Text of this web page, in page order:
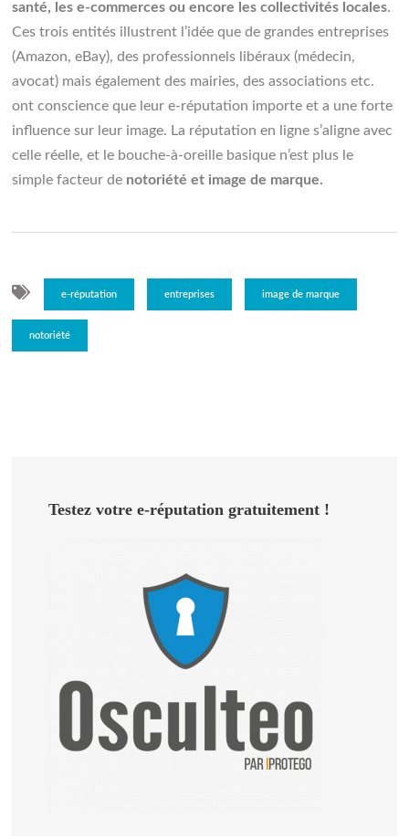
santé, les e-commerces ou encore les collectivités locales.
Ces trois entités illustrent l’idée que de grandes entreprises
(Amazon, eBay), des professionnels libéraux (médecin,
avocat) mais également des mairies, des associations etc.
ont conscience que leur e-réputation importe et a une forte
influence sur leur image. La réputation en ligne s’aligne avec
celle réelle, et le bouche-à-oreille basique n’est plus le
simple facteur de notoriété et image de marque.
e-réputation entreprises image de marque
notoriété
Testez votre e-réputation gratuitement !